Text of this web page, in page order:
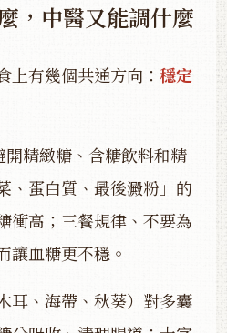
，中醫又能調什麼
上有幾個共通方向： 穩定
精緻糖、含糖飲料和精
、蛋白質、最後澱粉」的
衝高；三餐規律、不要為
讓血糖更不穩。
耳、海帶、秋葵）對多囊